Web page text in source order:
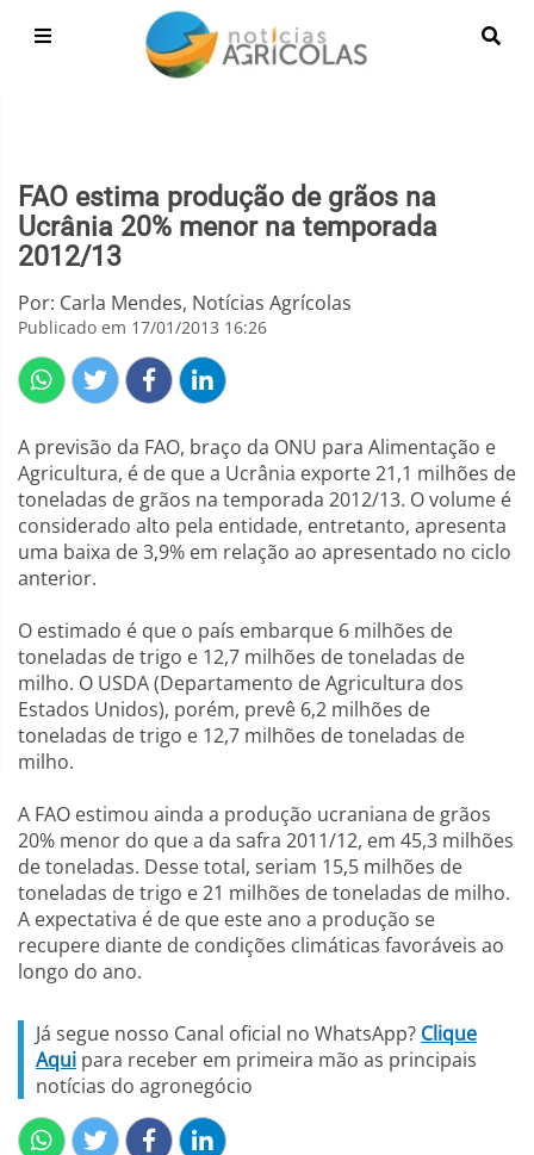
FAO estima produção de grãos na
Ucrânia 20% menor na temporada
2012/13
Por: Carla Mendes, Notícias Agrícolas
Publicado em 17/01/2013 16:26
A previsão da FAO, braço da ONU para Alimentação e
Agricultura, é de que a Ucrânia exporte 21,1 milhões de
toneladas de grãos na temporada 2012/13. O volume é
considerado alto pela entidade, entretanto, apresenta
uma baixa de 3,9% em relação ao apresentado no ciclo
anterior.
O estimado é que o país embarque 6 milhões de
toneladas de trigo e 12,7 milhões de toneladas de
milho. O USDA (Departamento de Agricultura dos
Estados Unidos), porém, prevê 6,2 milhões de
toneladas de trigo e 12,7 milhões de toneladas de
milho.
A FAO estimou ainda a produção ucraniana de grãos
20% menor do que a da safra 2011/12, em 45,3 milhões
de toneladas. Desse total, seriam 15,5 milhões de
toneladas de trigo e 21 milhões de toneladas de milho.
A expectativa é de que este ano a produção se
recupere diante de condições climáticas favoráveis ao
longo do ano.
Já segue nosso Canal oficial no WhatsApp? Clique
Aqui para receber em primeira mão as principais
notícias do agronegócio